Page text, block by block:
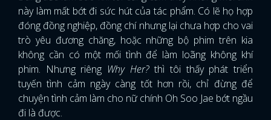
này làm mất bớt đi sức hút của tác phẩm. Có lẽ họ hợp
đóng đồng nghiệp, đồng chí nhưng lại chưa hợp cho vai
trò yêu đương chăng, hoặc những bộ phim trên kia
không cần có một mối tình để làm loãng không khí
phim. Nhưng riêng Why Her?thì tôi thấy phát triển
tuyến tình cảm ngày càng tốt hơn rồi, chỉ đừng để
chuyện tình cảm làm cho nữ chính Oh Soo Jae bớt ngầu
đi là được.